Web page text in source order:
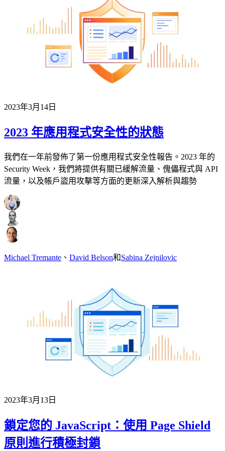
2023年3月14日
2023 年應用程式安全性的狀態
我們在一年前發佈了第一份應用程式安全性報告。2023 年的
Security Week，我們將提供有關已緩解流量、傀儡程式與 API
流量，以及帳戶盜用攻擊等方面的更新深入解析與趨勢
Michael Tremante 、 David Belson和Sabina Zejnilovic
2023年3月13日
鎖定您的 JavaScript：使用 Page Shield
原則進行積極封鎖